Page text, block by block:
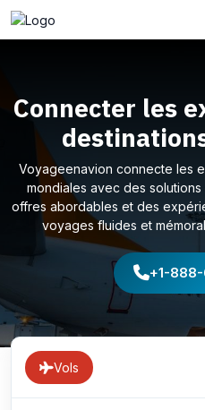
Connecter les
Voyageenavion connecte les
mondiales avec des
offres abordables et des
voyages fluides et
+1-
Vols